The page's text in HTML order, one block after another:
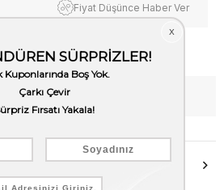
Fiyat Düşünce Haber Ver
WhatsApp’tan Bilgi Al